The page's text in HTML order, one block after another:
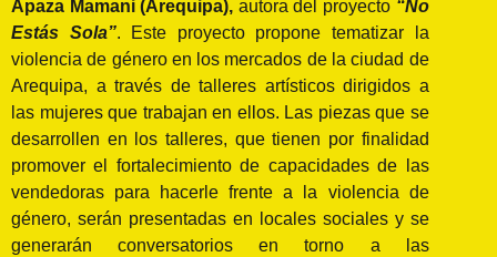
Apaza Mamani (Arequipa), autora del proyecto “No
Estás Sola”. Este proyecto propone tematizar la
violencia de género en los mercados de la ciudad de
Arequipa, a través de talleres artísticos dirigidos a
las mujeres que trabajan en ellos. Las piezas que se
desarrollen en los talleres, que tienen por finalidad
promover el fortalecimiento de capacidades de las
vendedoras para hacerle frente a la violencia de
género, serán presentadas en locales sociales y se
generarán conversatorios en torno a las